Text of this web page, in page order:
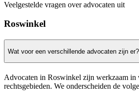
Veelgestelde vragen over advocaten uit
Roswinkel
Wat voor een verschillende advocaten zijn er?
Advocaten in Roswinkel zijn werkzaam in
rechtsgebieden. We onderscheiden de